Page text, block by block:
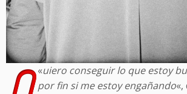
«uiero conseguir lo que estoy
por fin si me estoy engañando«,